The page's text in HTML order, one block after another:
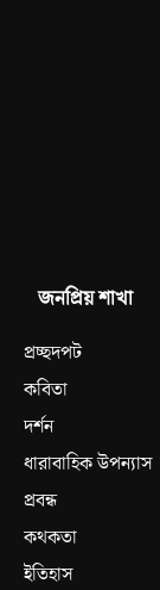
জনপ্রিয় শাখা
প্রচ্ছদপট
কবিতা
দর্শন
ধারাবাহিক উপন্যাস
প্রবন্ধ
কথকতা
ইতিহাস